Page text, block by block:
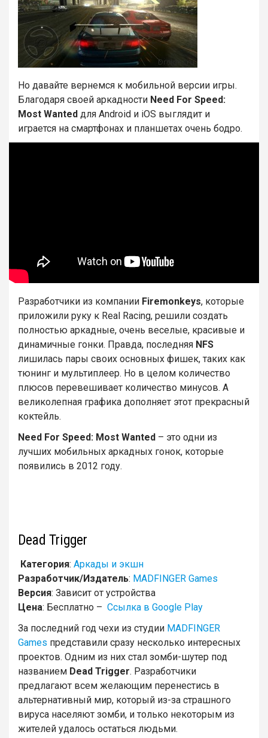
Но давайте вернемся к мобильной версии игры.
Благодаря своей аркадности Need For Speed:
Most Wanted для Android и iOS выглядит и
играется на смартфонах и планшетах очень бодро.
Разработчики из компании Firemonkeys, которые
приложили руку к Real Racing, решили создать
полностью аркадные, очень веселые, красивые и
динамичные гонки. Правда, последняя NFS
лишилась пары своих основных фишек, таких как
тюнинг и мультиплеер. Но в целом количество
плюсов перевешивает количество минусов. А
великолепная графика дополняет этот прекрасный
коктейль.
Need For Speed: Most Wanted – это одни из
лучших мобильных аркадных гонок, которые
появились в 2012 году.
Dead Trigger
Категория: Аркады и экшн
Разработчик/Издатель: MADFINGER Games
Версия: Зависит от устройства
Цена: Бесплатно – Ссылка в Google Play
За последний год чехи из студии MADFINGER
Games представили сразу несколько интересных
проектов. Одним из них стал зомби-шутер под
названием Dead Trigger. Разработчики
предлагают всем желающим перенестись в
альтернативный мир, который из-за страшного
вируса населяют зомби, и только некоторым из
жителей удалось остаться людьми.